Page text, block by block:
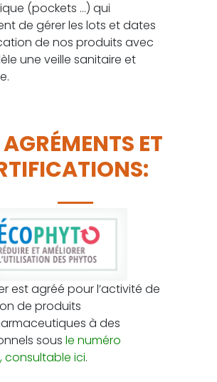
(pockets …) qui
de gérer les lots et dates
de nos produits avec
une veille sanitaire et
ET
est agréé pour l’activité de
de produits
à des
sous le numéro
consultable ici.